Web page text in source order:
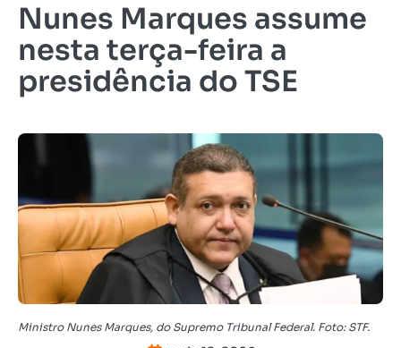
Nunes Marques assume
nesta terça-feira a
presidência do TSE
Ministro Nunes Marques, do Supremo Tribunal Federal. Foto: STF.